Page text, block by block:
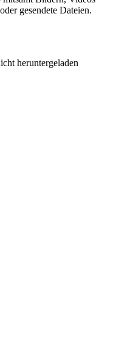
gesendete Dateien.
heruntergeladen